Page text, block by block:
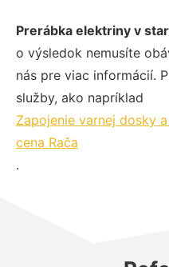
Prerábka elektriny v
o výsledok nemusíte
nás pre viac informácií.
služby, ako napríklad
Zapojenie varnej dosky
cena Rača
.